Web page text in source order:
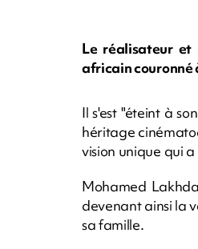
Le réalisateur et
africain couronné
Il s'est "éteint à
héritage
vision unique qui
Mohamed
devenant ainsi la
sa famille.